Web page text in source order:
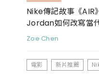
Nike傳記故事《AIR
Jordan如何改寫當
Zoe Chen
電影 新片推薦